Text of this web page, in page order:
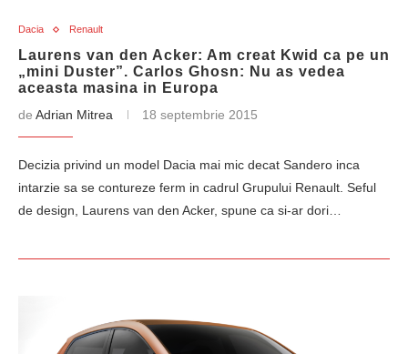
Dacia Renault
Laurens van den Acker: Am creat Kwid ca pe un
„mini Duster”. Carlos Ghosn: Nu as vedea
aceasta masina in Europa
de Adrian Mitrea 18 septembrie 2015
Decizia privind un model Dacia mai mic decat Sandero inca
intarzie sa se contureze ferm in cadrul Grupului Renault. Seful
de design, Laurens van den Acker, spune ca si-ar dori…